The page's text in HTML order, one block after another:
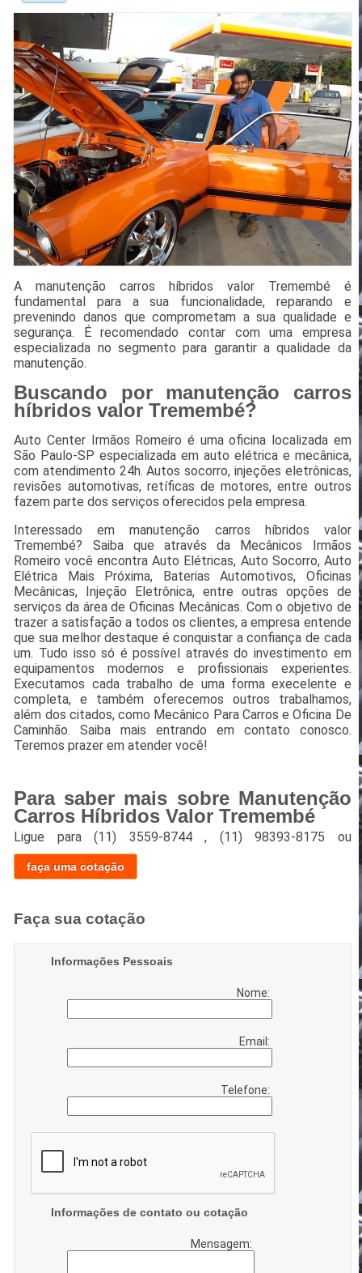
A manutenção carros híbridos valor Tremembé é
fundamental para a sua funcionalidade, reparando e
prevenindo danos que comprometam a sua qualidade e
segurança. É recomendado contar com uma empresa
especializada no segmento para garantir a qualidade da
manutenção.
Buscando por manutenção carros
híbridos valor Tremembé?
Auto Center Irmãos Romeiro é uma oficina localizada em
São Paulo-SP especializada em auto elétrica e mecânica,
com atendimento 24h. Autos socorro, injeções eletrônicas,
revisões automotivas, retíficas de motores, entre outros
fazem parte dos serviços oferecidos pela empresa.
Interessado em manutenção carros híbridos valor
Tremembé? Saiba que através da Mecânicos Irmãos
Romeiro você encontra Auto Elétricas, Auto Socorro, Auto
Elétrica Mais Próxima, Baterias Automotivos, Oficinas
Mecânicas, Injeção Eletrônica, entre outras opções de
serviços da área de Oficinas Mecânicas. Com o objetivo de
trazer a satisfação a todos os clientes, a empresa entende
que sua melhor destaque é conquistar a confiança de cada
um. Tudo isso só é possível através do investimento em
equipamentos modernos e profissionais experientes.
Executamos cada trabalho de uma forma execelente e
completa, e também oferecemos outros trabalhamos,
além dos citados, como Mecânico Para Carros e Oficina De
Caminhão. Saiba mais entrando em contato conosco.
Teremos prazer em atender você!
Para saber mais sobre Manutenção
Carros Híbridos Valor Tremembé
Ligue para(11) 3559-8744 , (11) 98393-8175 ou
faça uma cotação
Faça sua cotação
Informações Pessoais
Nome:
Email:
Telefone:
Informações de contato ou cotação
Mensagem: